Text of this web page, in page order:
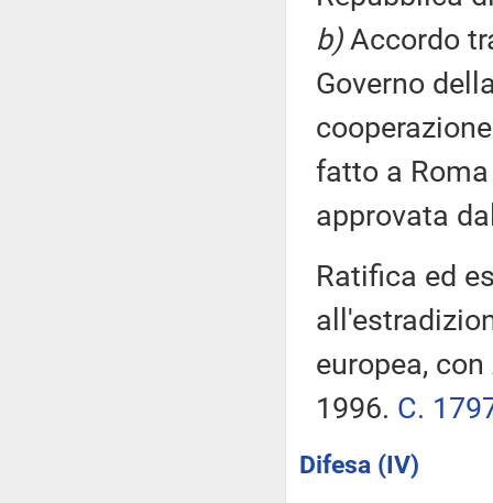
b)Accordo
Governo
fatto a
approvata
Ratifica ed
europea,
1996. C.
Difesa (IV)